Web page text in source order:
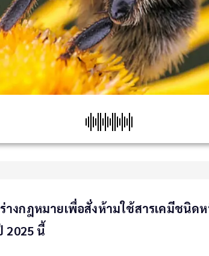
งกฎหมายเพื่อสั่งห้ามใช้สารเคมีชนิด
2025 นี้